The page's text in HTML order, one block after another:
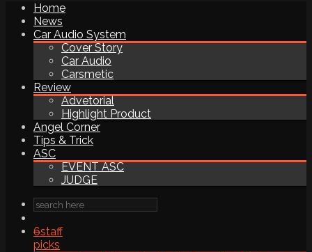
Home
News
Car Audio System
Cover Story
Car Audio
Carsmetic
Review
Advetorial
Highlight Product
Angel Corner
Tips & Trick
ASC
EVENT ASC
JUDGE
6staff
picks